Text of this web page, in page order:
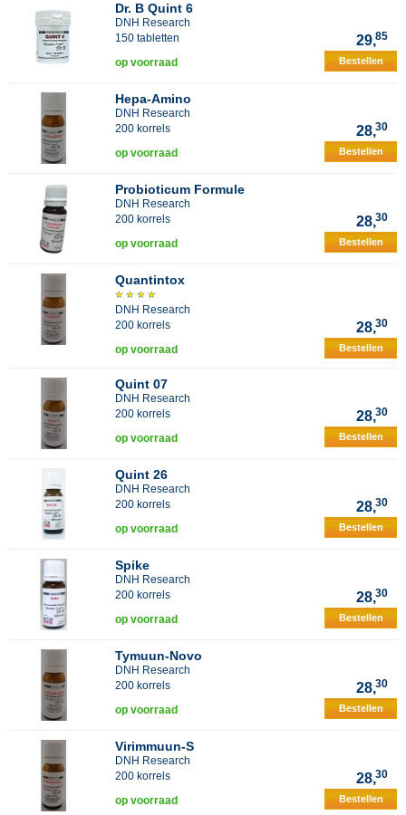
Dr. B Quint 6
DNH Research
150 tabletten
29,85
op voorraad Bestellen
Hepa-Amino
DNH Research
200 korrels
28,30
op voorraad Bestellen
Probioticum Formule
DNH Research
200 korrels
28,30
op voorraad Bestellen
Quantintox
DNH Research
200 korrels
28,30
op voorraad Bestellen
Quint 07
DNH Research
200 korrels
28,30
op voorraad Bestellen
Quint 26
DNH Research
200 korrels
28,30
op voorraad Bestellen
Spike
DNH Research
200 korrels
28,30
op voorraad Bestellen
Tymuun-Novo
DNH Research
200 korrels
28,30
op voorraad Bestellen
Virimmuun-S
DNH Research
200 korrels
28,30
op voorraad Bestellen